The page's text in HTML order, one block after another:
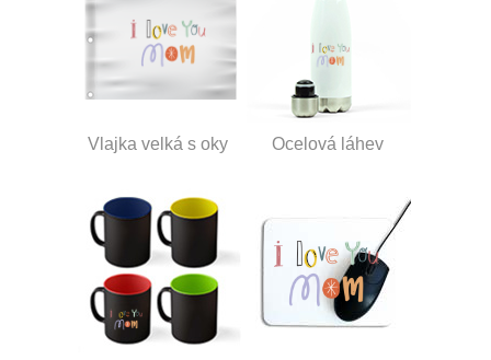
Vlajka velká s oky Ocelová láhev